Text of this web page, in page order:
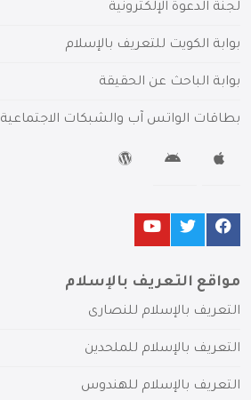
لجنة الدعوة الإلكترونية
بوابة الكويت للتعريف بالإسلام
بوابة الباحث عن الحقيقة
بطاقات الواتس آب والشبكات الاجتماعية
مواقع التعريف بالإسلام
التعريف بالإسلام للنصارى
التعريف بالإسلام للملحدين
التعريف بالإسلام للهندوس